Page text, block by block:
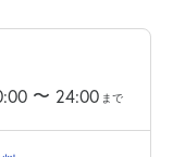
〜 24:00 まで